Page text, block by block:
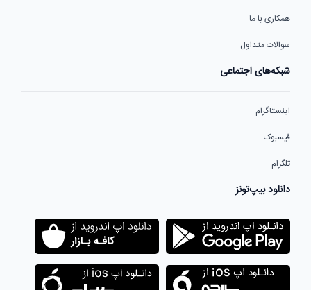
همکاری با ما
سوالات متداول
شبکه‌های اجتماعی
اینستاگرام
فیسبوک
تلگرام
دانلود بیپ‌تونز